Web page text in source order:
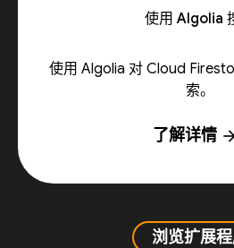
使用 Algolia
使用 Algolia 对 Cloud
索。
了解详情
浏览扩展